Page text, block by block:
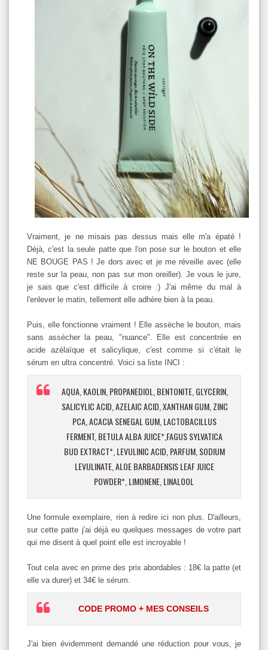
Vraiment, je ne misais pas dessus mais elle m'a épaté !
Déjà, c'est la seule patte que l'on pose sur le bouton et elle
NE BOUGE PAS ! Je dors avec et je me réveille avec (elle
reste sur la peau, non pas sur mon oreiller). Je vous le jure,
je sais que c'est difficile à croire :) J'ai même du mal à
l'enlever le matin, tellement elle adhère bien à la peau.
Puis, elle fonctionne vraiment ! Elle assèche le bouton, mais
sans assécher la peau, "nuance". Elle est concentrée en
acide azélaïque et salicylique, c'est comme si c'était le
sérum en ultra concentré. Voici sa liste INCI :
AQUA, KAOLIN, PROPANEDIOL, BENTONITE, GLYCERIN,
SALICYLIC ACID, AZELAIC ACID, XANTHAN GUM, ZINC
PCA, ACACIA SENEGAL GUM, LACTOBACILLUS
FERMENT, BETULA ALBA JUICE*,FAGUS SYLVATICA
BUD EXTRACT*, LEVULINIC ACID, PARFUM, SODIUM
LEVULINATE, ALOE BARBADENSIS LEAF JUICE
POWDER*, LIMONENE, LINALOOL
Une formule exemplaire, rien à redire ici non plus. D'ailleurs,
sur cette patte j'ai déjà eu quelques messages de votre part
qui me disent à quel point elle est incroyable !
Tout cela avec en prime des prix abordables : 18€ la patte (et
elle va durer) et 34€ le sérum.
CODE PROMO + MES CONSEILS
J'ai bien évidemment demandé une réduction pour vous, je